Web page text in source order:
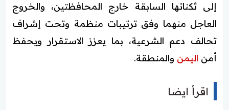
إلى ثكناتها السابقة خارج المحافظتين، والخروج
العاجل منهما وفق ترتيبات منظمة وتحت إشراف
تحالف دعم الشرعية، بما يعزز الاستقرار ويحفظ
أمن اليمن والمنطقة.
اقرأ ايضا